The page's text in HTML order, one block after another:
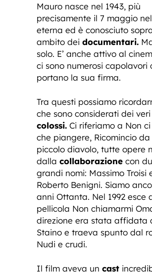
Mauro nasce nel 1943, più
precisamente il 7 maggio
eterna ed è conosciuto
ambito dei documentari.
solo. E’ anche attivo al
ci sono numerosi capolavori
portano la sua firma.
Tra questi possiamo
che sono considerati dei
colossi. Ci riferiamo a Non
che piangere, Ricomincio
piccolo diavolo, tutte opere
dalla collaborazione con
grandi nomi: Massimo Troisi
Roberto Benigni. Siamo
anni Ottanta. Nel 1992 esce
pellicola Non chiamarmi
direzione era stata affidata
Staino e traeva spunto dal
Nudi e crudi.
Il film aveva un cast